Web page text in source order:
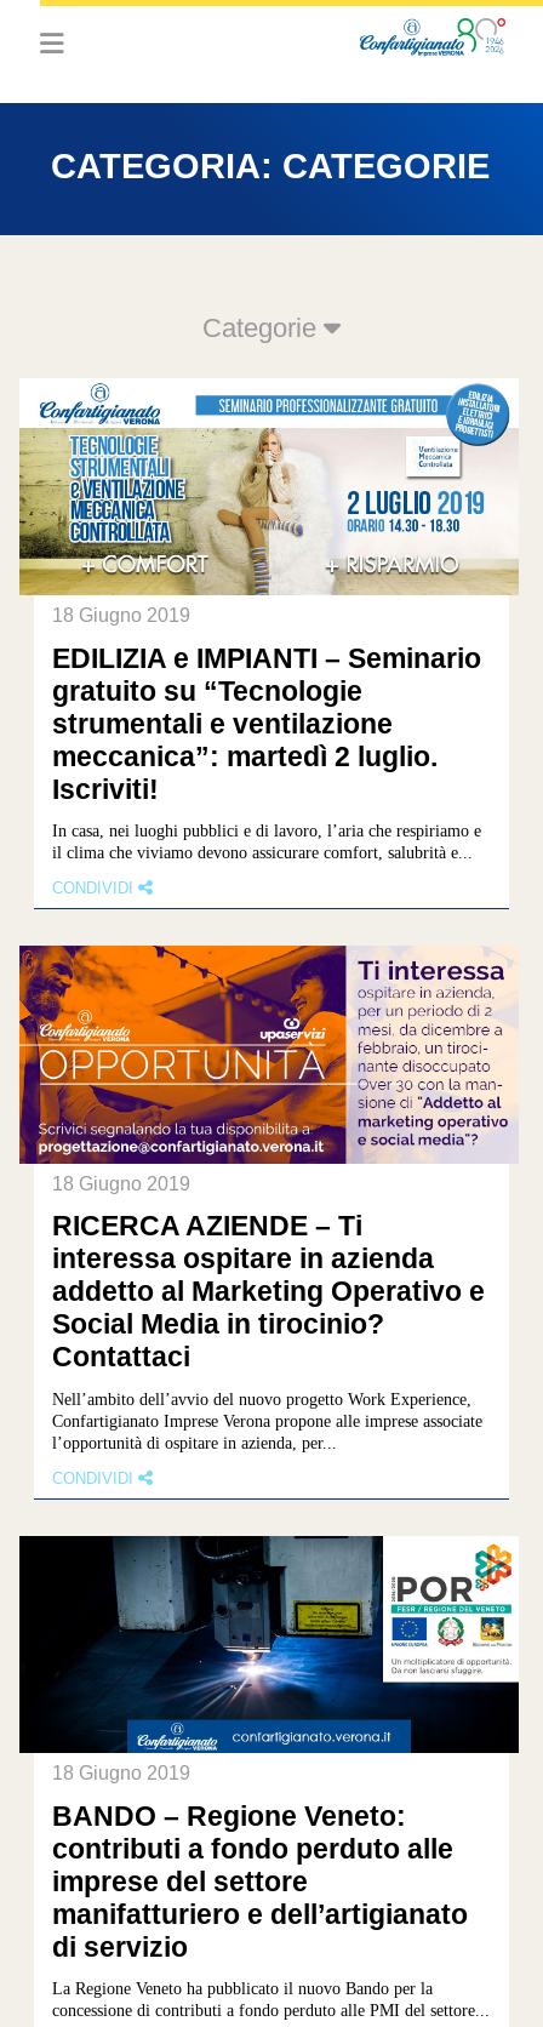
CATEGORIA: CATEGORIE
Categorie
18 Giugno 2019
EDILIZIA e IMPIANTI – Seminario
gratuito su “Tecnologie
strumentali e ventilazione
meccanica”: martedì 2 luglio.
Iscriviti!
In casa, nei luoghi pubblici e di lavoro, l’aria che respiriamo e
il clima che viviamo devono assicurare comfort, salubrità e...
CONDIVIDI
18 Giugno 2019
RICERCA AZIENDE – Ti
interessa ospitare in azienda
addetto al Marketing Operativo e
Social Media in tirocinio?
Contattaci
Nell’ambito dell’avvio del nuovo progetto Work Experience,
Confartigianato Imprese Verona propone alle imprese associate
l’opportunità di ospitare in azienda, per...
CONDIVIDI
18 Giugno 2019
BANDO – Regione Veneto:
contributi a fondo perduto alle
imprese del settore
manifatturiero e dell’artigianato
di servizio
La Regione Veneto ha pubblicato il nuovo Bando per la
concessione di contributi a fondo perduto alle PMI del settore...